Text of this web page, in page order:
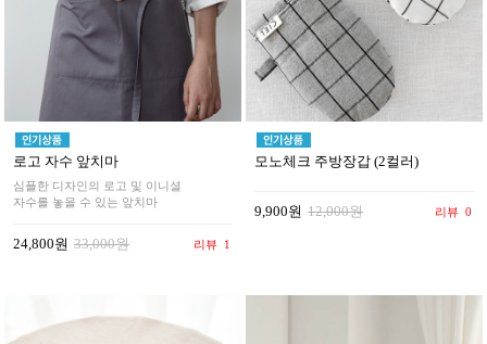
로고 자수 앞치마
심플한 디자인의 로고 및 이니셜
자수를 놓을 수 있는 앞치마
24,800원 33,000원 리뷰 1
모노체크 주방장갑 (2컬러)
9,900원 12,000원 리뷰 0